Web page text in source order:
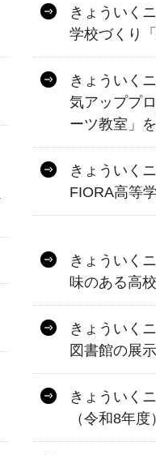
きょういく
学校づくり
きょういく
気アッププ
ーツ教室」
きょういく
FIORA高等
きょういく
味のある高
きょういく
図書館の展
きょういく
（令和8年